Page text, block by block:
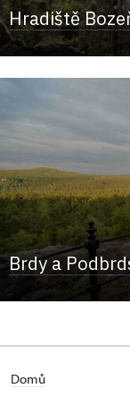
Hradiště
Brdy a
Domů